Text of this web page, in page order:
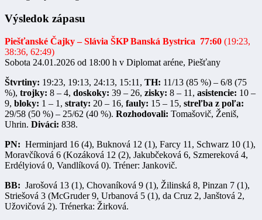
Výsledok zápasu
Piešťanské Čajky– Slávia ŠKP Banská Bystrica 77:60 (19:23,
38:36, 62:49)
Sobota 24.01.2026 od 18:00 h v Diplomat aréne, Piešťany
Štvrtiny: 19:23, 19:13, 24:13, 15:11, TH: 11/13 (85 %) – 6/8 (75
%), trojky: 8 – 4, doskoky: 39 – 26, zisky: 8 – 11, asistencie: 10 –
9, bloky: 1 – 1, straty: 20 – 16, fauly: 15 – 15, streľba z poľa:
29/58 (50 %) – 25/62 (40 %). Rozhodovali: Tomašovič, Ženiš,
Uhrin. Diváci: 838.
PN: Herminjard 16 (4), Buknová 12 (1), Farcy 11, Schwarz 10 (1),
Moravčíková 6 (Kozáková 12 (2), Jakubčeková 6, Szmereková 4,
Erdélyiová 0, Vandlíková 0). Tréner: Jankovič.
BB: Jarošová 13 (1), Chovaníková 9 (1), Žilinská 8, Pinzan 7 (1),
Striešová 3 (McGruder 9, Urbanová 5 (1), da Cruz 2, Janštová 2,
Užovičová 2). Trénerka: Žirková.